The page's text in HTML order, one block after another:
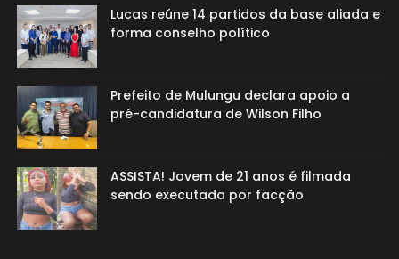
Lucas reúne 14 partidos da base aliada e
forma conselho político
Prefeito de Mulungu declara apoio a
pré-candidatura de Wilson Filho
ASSISTA! Jovem de 21 anos é filmada
sendo executada por facção